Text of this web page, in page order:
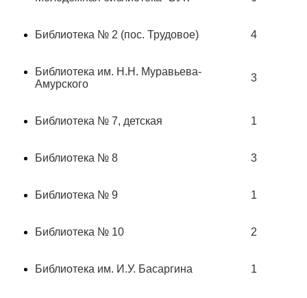
Библиотека № 2 (пос. Трудовое) 4
Библиотека им. Н.Н. Муравьева-
Амурского
3
Библиотека № 7, детская 1
Библиотека № 8 3
Библиотека № 9 1
Библиотека № 10 2
Библиотека им. И.У. Басаргина 1